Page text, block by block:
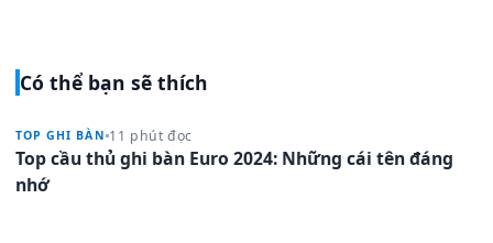
Có thể bạn sẽ thích
TOP GHI BÀN 11 phút đọc
Top cầu thủ ghi bàn Euro 2024: Những cái tên đáng
nhớ